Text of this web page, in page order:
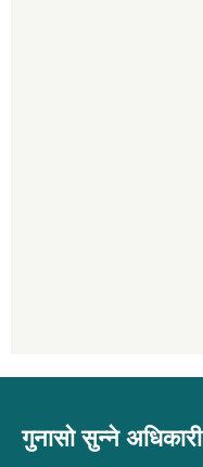
गुनासो सुन्ने अधिकारी